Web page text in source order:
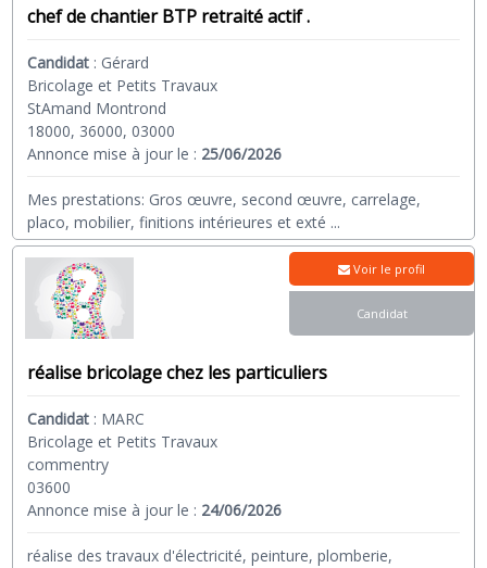
chef de chantier BTP retraité actif .
Candidat : Gérard
Bricolage et Petits Travaux
StAmand Montrond
18000, 36000, 03000
Annonce mise à jour le : 25/06/2026
Mes prestations: Gros œuvre, second œuvre, carrelage,
placo, mobilier, finitions intérieures et exté ...
réalise bricolage chez les particuliers
Candidat : MARC
Bricolage et Petits Travaux
commentry
03600
Annonce mise à jour le : 24/06/2026
réalise des travaux d'électricité, peinture, plomberie,
Voir le profil
Candidat